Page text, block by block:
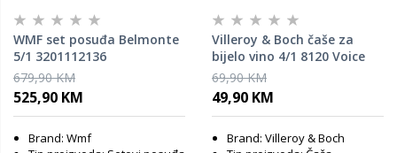
WMF set posuđa Belmonte
5/1 3201112136
679,90 KM
525,90 KM
Brand: Wmf
Villeroy & Boch čaše za
bijelo vino 4/1 8120 Voice
69,90 KM
49,90 KM
Brand: Villeroy & Boch